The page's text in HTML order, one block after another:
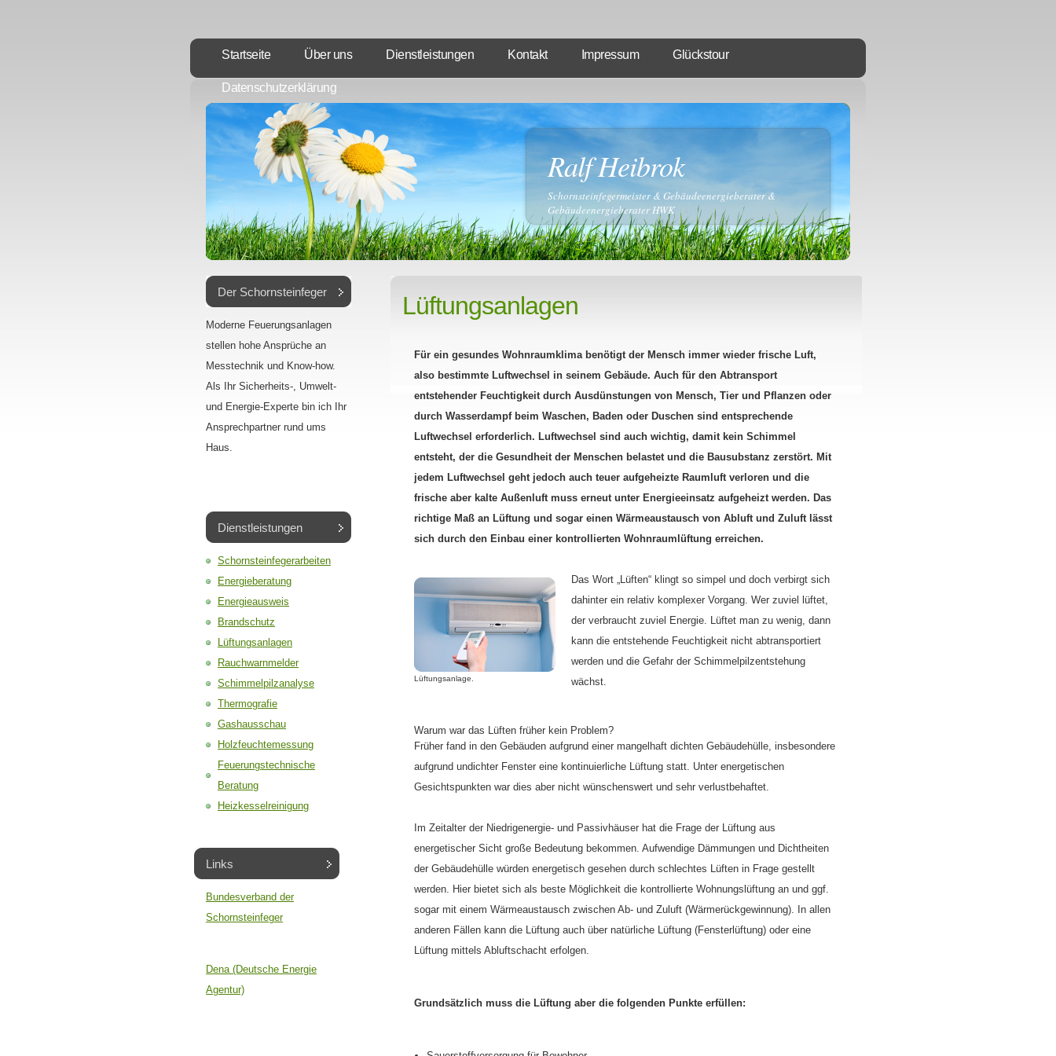
Startseite Über uns Dienstleistungen Kontakt Impressum Glückstour
Datenschutzerklärung
Ralf Heibrok
Schornsteinfegermeister & Gebäudeenergieberater &
Gebäudeenergieberater HWK
Lüftungsanlagen
Für ein gesundes Wohnraumklima benötigt der Mensch immer wieder frische Luft,
also bestimmte Luftwechsel in seinem Gebäude. Auch für den Abtransport
entstehender Feuchtigkeit durch Ausdünstungen von Mensch, Tier und Pflanzen oder
durch Wasserdampf beim Waschen, Baden oder Duschen sind entsprechende
Luftwechsel erforderlich. Luftwechsel sind auch wichtig, damit kein Schimmel
entsteht, der die Gesundheit der Menschen belastet und die Bausubstanz zerstört. Mit
jedem Luftwechsel geht jedoch auch teuer aufgeheizte Raumluft verloren und die
frische aber kalte Außenluft muss erneut unter Energieeinsatz aufgeheizt werden. Das
richtige Maß an Lüftung und sogar einen Wärmeaustausch von Abluft und Zuluft lässt
sich durch den Einbau einer kontrollierten Wohnraumlüftung erreichen.
Lüftungsanlage.
Das Wort „Lüften“ klingt so simpel und doch verbirgt sich
dahinter ein relativ komplexer Vorgang. Wer zuviel lüftet,
der verbraucht zuviel Energie. Lüftet man zu wenig, dann
kann die entstehende Feuchtigkeit nicht abtransportiert
werden und die Gefahr der Schimmelpilzentstehung
wächst.
Warum war das Lüften früher kein Problem?
Früher fand in den Gebäuden aufgrund einer mangelhaft dichten Gebäudehülle, insbesondere
aufgrund undichter Fenster eine kontinuierliche Lüftung statt. Unter energetischen
Gesichtspunkten war dies aber nicht wünschenswert und sehr verlustbehaftet.
Im Zeitalter der Niedrigenergie- und Passivhäuser hat die Frage der Lüftung aus
energetischer Sicht große Bedeutung bekommen. Aufwendige Dämmungen und Dichtheiten
der Gebäudehülle würden energetisch gesehen durch schlechtes Lüften in Frage gestellt
werden. Hier bietet sich als beste Möglichkeit die kontrollierte Wohnungslüftung an und ggf.
sogar mit einem Wärmeaustausch zwischen Ab- und Zuluft (Wärmerückgewinnung). In allen
anderen Fällen kann die Lüftung auch über natürliche Lüftung (Fensterlüftung) oder eine
Lüftung mittels Abluftschacht erfolgen.
Grundsätzlich muss die Lüftung aber die folgenden Punkte erfüllen:
Der Schornsteinfeger
Moderne Feuerungsanlagen
stellen hohe Ansprüche an
Messtechnik und Know-how.
Als Ihr Sicherheits-, Umwelt-
und Energie-Experte bin ich Ihr
Ansprechpartner rund ums
Haus.
Dienstleistungen
Schornsteinfegerarbeiten
Energieberatung
Energieausweis
Brandschutz
Lüftungsanlagen
Rauchwarnmelder
Schimmelpilzanalyse
Thermografie
Gashausschau
Holzfeuchtemessung
Feuerungstechnische
Beratung
Heizkesselreinigung
Links
Bundesverband der
Schornsteinfeger
Dena (Deutsche Energie
Agentur)